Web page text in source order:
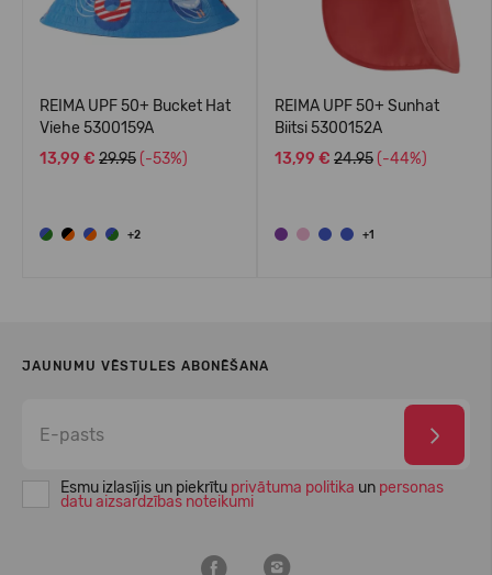
REIMA UPF 50+ Bucket Hat
Viehe 5300159A
13,99 € 29.95 (-53%)
+2
REIMA UPF 50+ Sunhat
Biitsi 5300152A
13,99 € 24.95 (-44%)
+1
JAUNUMU VĒSTULES ABONĒŠANA
Esmu izlasījis un piekrītu privātuma politika un personas
datu aizsardzības noteikumi